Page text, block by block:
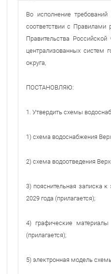
Во исполнение
соответствии с Правилами
Правительства
централизованных систем
округа,
ПОСТАНОВЛЯЮ:
1. Утвердить схемы
1) схема водоснабжения
2) схема водоотведения
3) пояснительная записка
2029 года (прилагается);
4) графические
(прилагается);
5) электронная модель